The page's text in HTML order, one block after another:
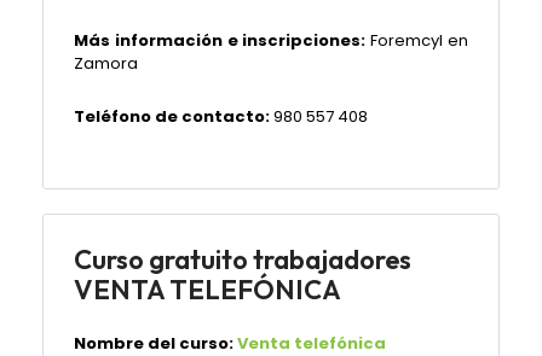
Más información e inscripciones: Foremcyl en
Zamora
Teléfono de contacto:980 557 408
Curso gratuito trabajadores
VENTA TELEFÓNICA
Nombre del curso:Venta telefónica